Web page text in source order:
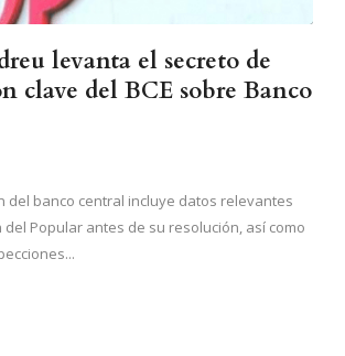
levanta el secreto de
clave del BCE sobre Banco
del banco central incluye datos relevantes
Popular antes de su resolución, así como